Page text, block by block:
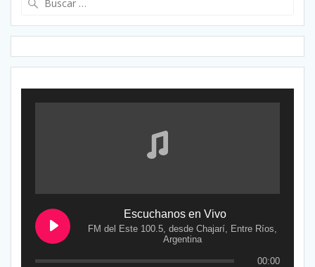
Escuchanos en Vivo
FM del Este 100.5, desde Chajarí, Entre Ríos,
Argentina
00:00